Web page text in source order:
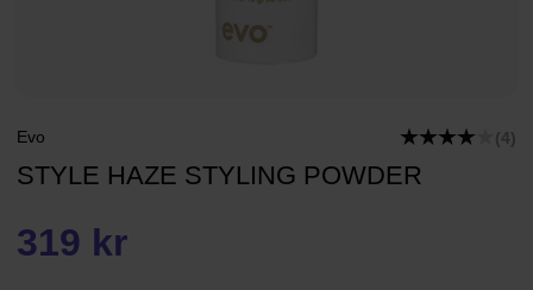
Evo (4)
STYLE HAZE STYLING POWDER
319 kr